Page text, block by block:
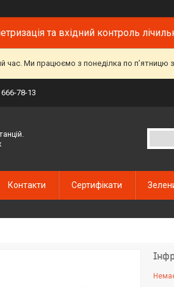
та вхідний контроль
час. Ми працюємо з понеділка по
78-13
Контакти Сертифікати